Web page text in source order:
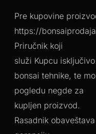
Pre kupovine
https://
Priručnik koji
služi Kupcu
bonsai tehnike, te
pogledu negde za
kupljen proizvod.
Rasadnik